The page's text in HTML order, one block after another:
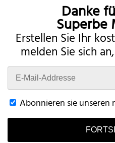
Danke
Superbe
Erstellen Sie Ihr
melden Sie sich
Abonnieren sie unseren
Twitter